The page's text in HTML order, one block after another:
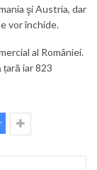
şi Austria, dar
vor închide.
al României.
iar 823